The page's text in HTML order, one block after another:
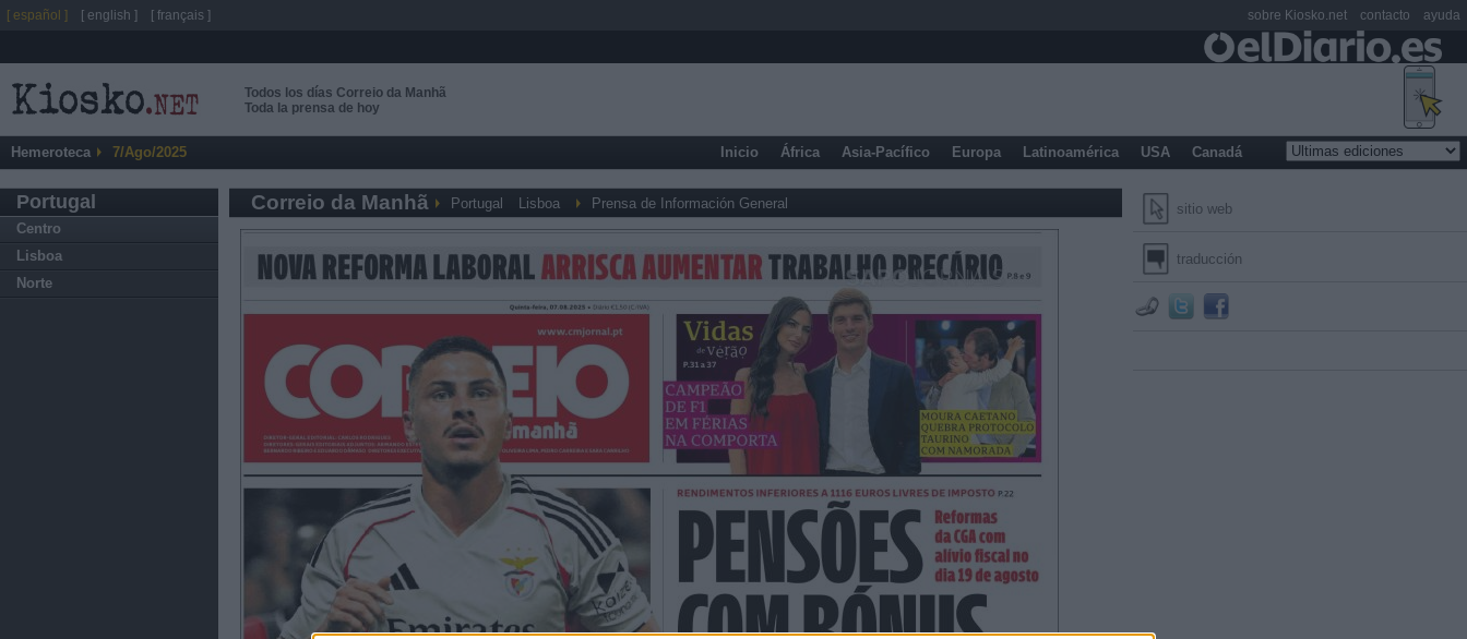
Todos los días Correio da Manhã
Toda la prensa de hoy
Hemeroteca 7/Ago/2025 Inicio África Asia-Pacífico Europa Latinoamérica USA Canadá
Portugal
Centro
Lisboa
Norte
sitio web
traducción
Correio da Manhã Portugal Lisboa Prensa de Información General
[ español ] [ english ] [ français ] sobre Kiosko.net contacto ayuda